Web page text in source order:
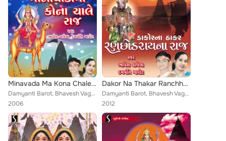
Minavada Ma Kona Chale Raj
Damyanti Barot, Bhavesh Vaghela
2006
Dakor Na Thakar Ranchhodrai Na Raj
Damyanti Barot, Bhavesh Vaghela
2012